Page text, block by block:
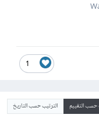
1
حسب التقييم الترتيب حسب التاريخ